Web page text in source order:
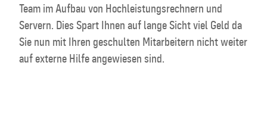
Team im Aufbau von Hochleistungsrechnern und
Servern. Dies Spart Ihnen auf lange Sicht viel Geld da
Sie nun mit Ihren geschulten Mitarbeitern nicht weiter
auf externe Hilfe angewiesen sind.